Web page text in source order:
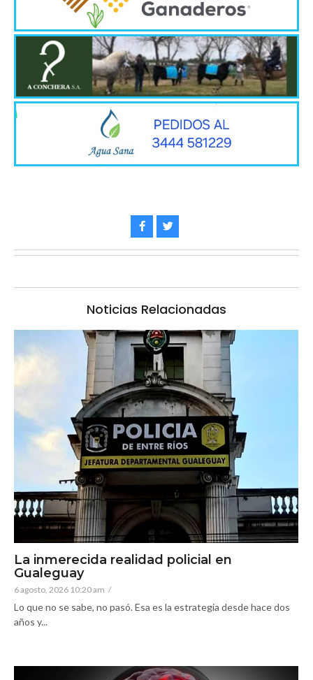
Noticias Relacionadas
La inmerecida realidad policial en
Gualeguay
6 agosto, 2026 10:20 am /
Lo que no se sabe, no pasó. Esa es la estrategia desde hace dos
años y...